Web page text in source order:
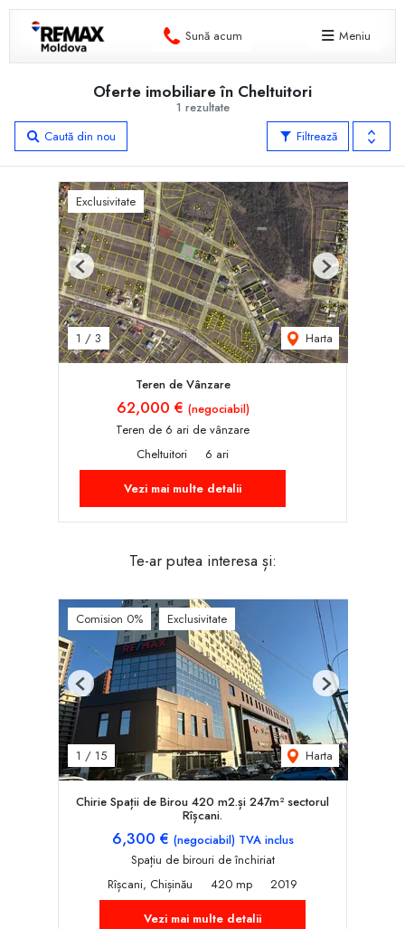
Sună acum Meniu
1 rezultate
Oferte imobiliare în Cheltuitori
Filtrează
Caută din nou
Exclusivitate
1 / 3 Harta
Previous Next
Teren de Vânzare
62,000 € (negociabil)
Teren de 6 ari de vânzare
Cheltuitori
6 ari
Vezi mai multe detalii
Te-ar putea interesa și:
Comision 0% Exclusivitate
1 / 15 Harta
Previous Next
Chirie Spații de Birou 420 m2.și 247m² sectorul
Rîșcani.
6,300 € (negociabil) TVA inclus
Spațiu de birouri de închiriat
Rîșcani, Chișinău
420 mp
2019
Vezi mai multe detalii